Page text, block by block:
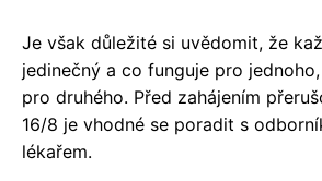
Je však důležité si uvědomit, že
jedinečný a co funguje pro
pro druhého. Před zahájením
16/8 je vhodné se poradit s
lékařem.